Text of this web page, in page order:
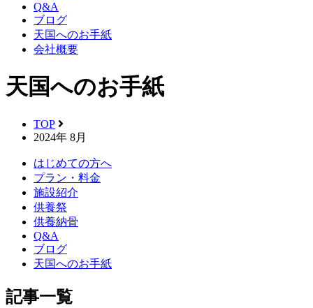
Q&A
ブログ
天国へのお手紙
会社概要
天国へのお手紙
TOP
2024年 8月
はじめての方へ
プラン・料金
施設紹介
供養祭
供養納骨
Q&A
ブログ
天国へのお手紙
記事一覧